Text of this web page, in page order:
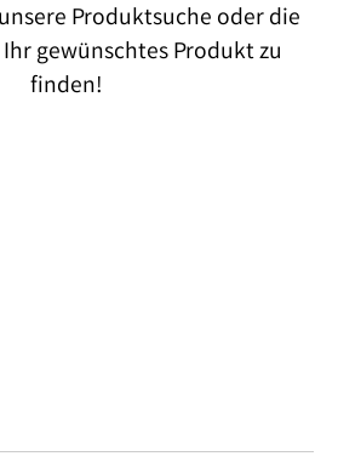
Produktsuche oder die
gewünschtes Produkt zu
finden!